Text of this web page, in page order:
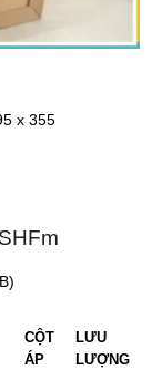
x 355
CỘT
ÁP
LƯU
LƯỢNG